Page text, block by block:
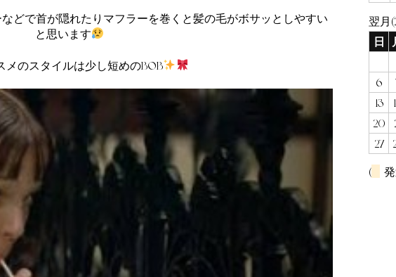
どで首が隠れたりマフラーを巻くと髪の毛がボサッとしやすい
と思います
メのスタイルは少し短めのBOB
翌月
日
6
13
20
27
(